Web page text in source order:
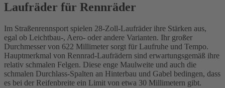
Laufräder für Rennräder
Im Straßenrennsport spielen 28-Zoll-Laufräder ihre Stärken aus,
egal ob Leichtbau-, Aero- oder andere Varianten. Ihr großer
Durchmesser von 622 Millimeter sorgt für Laufruhe und Tempo.
Hauptmerkmal von Rennrad-Laufrädern sind erwartungsgemäß ihre
relativ schmalen Felgen. Diese enge Maulweite und auch die
schmalen Durchlass-Spalten an Hinterbau und Gabel bedingen, dass
es bei der Reifenbreite ein Limit von etwa 30 Millimetern gibt.